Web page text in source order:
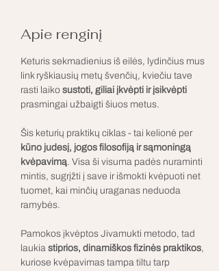
Apie renginį
Keturis sekmadienius iš eilės, lydinčius mus
link ryškiausių metų švenčių, kviečiu tave
rasti laiko sustoti, giliai įkvėpti ir įsikvėpti
prasmingai užbaigti šiuos metus.
Šis keturių praktikų ciklas - tai kelionė per
kūno judesį, jogos filosofiją ir sąmoningą
kvėpavimą. Visa ši visuma padės nuraminti
mintis, sugrįžti į save ir išmokti kvėpuoti net
tuomet, kai minčių uraganas neduoda
ramybės.
Pamokos įkvėptos Jivamukti metodo, tad
laukia stiprios, dinamiškos fizinės praktikos,
kuriose kvėpavimas tampa tiltu tarp